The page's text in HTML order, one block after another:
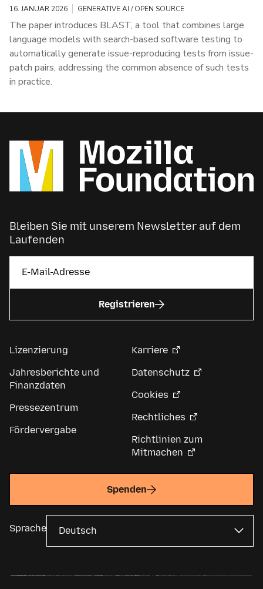
16. JANUAR 2026 GENERATIVE AI / OPEN SOURCE
The paper introduces BLAST, a tool that combines large
language models with search-based software testing to
automatically generate issue-reproducing tests from issue-
patch pairs, addressing the common absence of such tests
in practice.
Bleiben Sie mit unserem Newsletter auf dem
Laufenden
Registrieren
Lizenzierung
Jahresberichte und
Finanzdaten
Pressezentrum
Fördervergabe
Karriere
Datenschutz
Cookies
Rechtliches
Richtlinien zum
Mitmachen
Spenden
Sprache